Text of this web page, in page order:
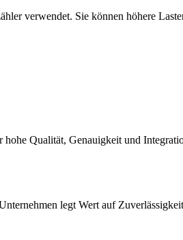
verwendet. Sie können höhere
hohe Qualität, Genauigkeit und
legt Wert auf